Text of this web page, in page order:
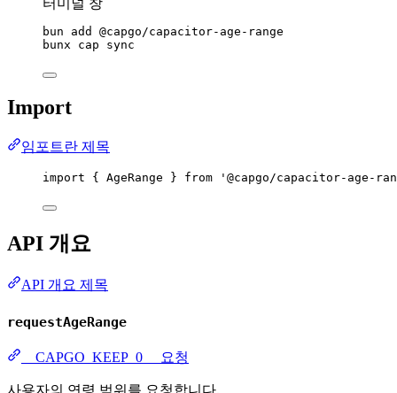
bun add
@capgo/capacitor-age-range
bunx
cap sync
Import
임포트란 제목
import { AgeRange } from '@capgo/capacitor-age-
API 개요
API 개요 제목
requestAgeRange
__CAPGO_KEEP_0__ 요청
사용자의 연령 범위를 요청합니다.